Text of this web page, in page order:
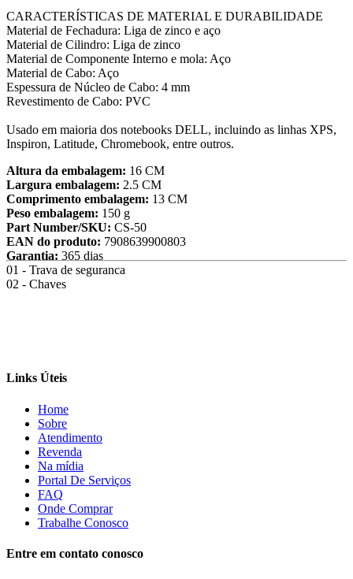
CARACTERÍSTICAS DE MATERIAL E DURABILIDADE
Material de Fechadura: Liga de zinco e aço
Material de Cilindro: Liga de zinco
Material de Componente Interno e mola: Aço
Material de Cabo: Aço
Espessura de Núcleo de Cabo: 4 mm
Revestimento de Cabo: PVC
Usado em maioria dos notebooks DELL, incluindo as linhas XPS,
Inspiron, Latitude, Chromebook, entre outros.
Altura da embalagem: 16 CM
Largura embalagem: 2.5 CM
Comprimento embalagem: 13 CM
Peso embalagem: 150 g
Part Number/SKU: CS-50
EAN do produto: 7908639900803
Garantia: 365 dias
01 - Trava de seguranca
02 - Chaves
Links Úteis
Home
Sobre
Atendimento
Revenda
Na mídia
Portal De Serviços
FAQ
Onde Comprar
Trabalhe Conosco
Entre em contato conosco